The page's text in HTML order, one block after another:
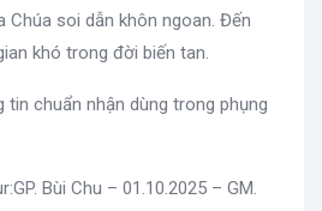
Chúa soi dẫn khôn ngoan. Đến
khó trong đời biến tan.
tin chuẩn nhận dùng trong phụng
Bùi Chu – 01.10.2025 – GM.